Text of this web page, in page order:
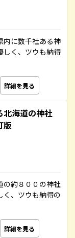
内に数千社ある神
しく、ツウも納得
詳細を見る
海道の神社
版
の約８００の神社
く、ツウも納得の
詳細を見る